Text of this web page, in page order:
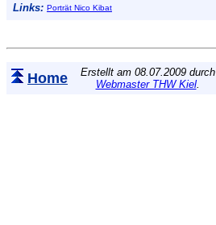
Links: Porträt Nico Kibat
Home
Erstellt am 08.07.2009 durch
Webmaster THW Kiel.